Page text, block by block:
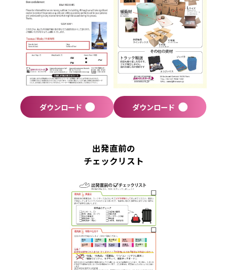
ダウンロード ダウンロード
出発直前の
チェックリスト